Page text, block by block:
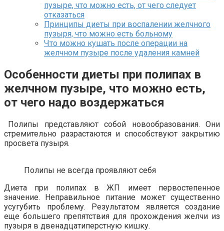
пузыре, что можно есть, от чего следует
отказаться
Принципы диеты при воспалении желчного
пузыря, что можно есть больному
Что можно кушать после операции на
желчном пузыре после удаления камней
Особенности диеты при полипах в
желчном пузыре, что можно есть,
от чего надо воздержаться
Полипы представляют собой новообразования. Они
стремительно разрастаются и способствуют закрытию
просвета пузыря.
Полипы не всегда проявляют себя
Диета при полипах в ЖП имеет первостепенное
значение. Неправильное питание может существенно
усугубить проблему. Результатом является создание
еще большего препятствия для прохождения желчи из
пузыря в двенадцатиперстную кишку.